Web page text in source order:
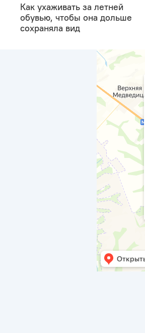
Как ухаживать за летней
обувью, чтобы она дольше
сохраняла вид